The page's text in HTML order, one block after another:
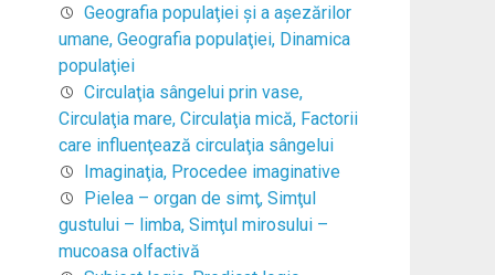
Geografia populaţiei şi a aşezărilor
umane, Geografia populaţiei, Dinamica
populaţiei
Circulaţia sângelui prin vase,
Circulaţia mare, Circulaţia mică, Factorii
care influenţează circulaţia sângelui
Imaginaţia, Procedee imaginative
Pielea – organ de simţ, Simţul
gustului – limba, Simţul mirosului –
mucoasa olfactivă